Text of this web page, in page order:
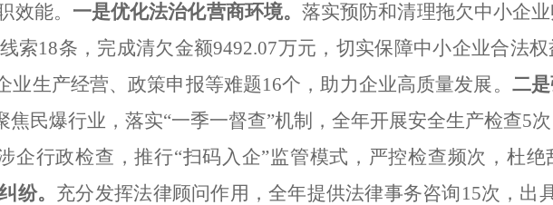
效能。 一是优化法治化营商环境。 落实预防和清理拖欠中小企
索18条，完成清欠金额9492.07万元，切实保障中小企业合法
生产经营、政策申报等难题16个，助力企业高质量发展。 二是
焦民爆行业，落实“一季一督查”机制，全年开展安全生产检查5
企行政检查，推行“扫码入企”监管模式，严控检查频次，杜绝
纷。 充分发挥法律顾问作用，全年提供法律事务咨询15次，出